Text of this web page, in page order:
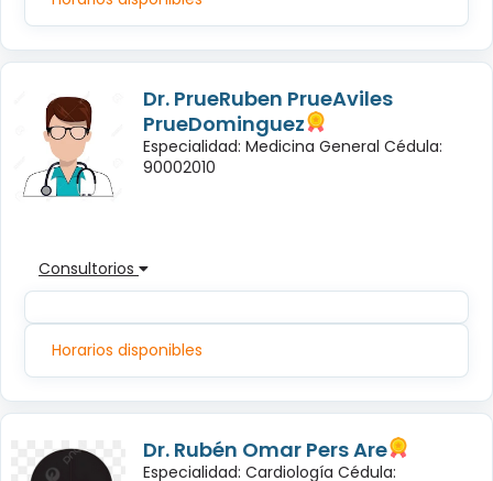
Dr. PrueRuben PrueAviles
PrueDominguez
Especialidad: Medicina General Cédula:
90002010
Consultorios
Horarios disponibles
Dr. Rubén Omar Pers Are
Especialidad: Cardiología Cédula: